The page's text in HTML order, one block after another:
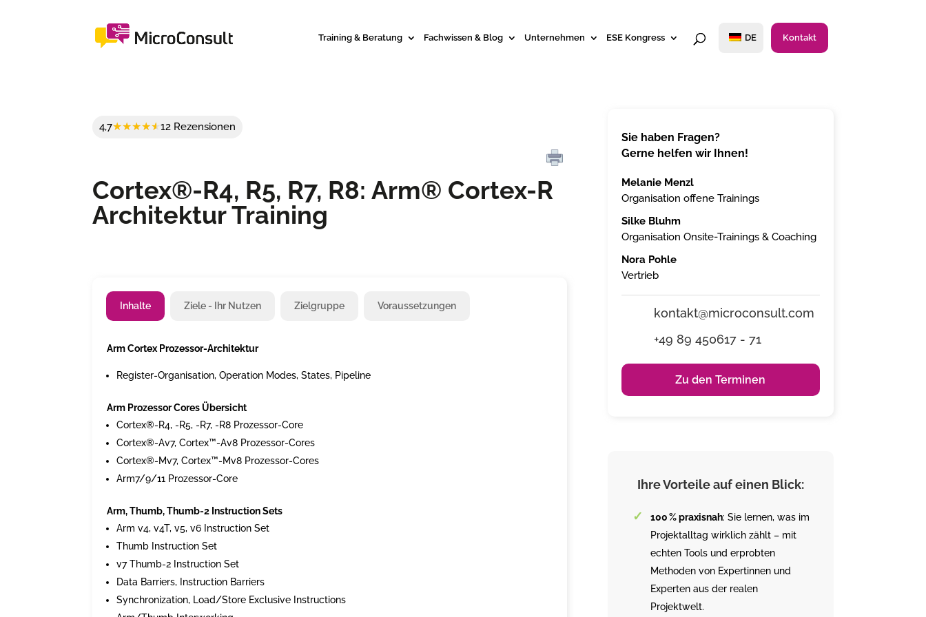
Training & Beratung Fachwissen & Blog Unternehmen ESE Kongress DE Kontakt
4,7 12 Rezensionen
Cortex®-R4, R5, R7, R8: Arm® Cortex-R
Architektur Training
Inhalte Ziele - Ihr Nutzen Zielgruppe Voraussetzungen
Arm Cortex Prozessor-Architektur
Register-Organisation, Operation Modes, States, Pipeline
Arm Prozessor Cores Übersicht
Cortex®-R4, -R5, -R7, -R8 Prozessor-Core
Cortex®-Av7, Cortex™-Av8 Prozessor-Cores
Cortex®-Mv7, Cortex™-Mv8 Prozessor-Cores
Arm7/9/11 Prozessor-Core
Arm, Thumb, Thumb-2 Instruction Sets
Arm v4, v4T, v5, v6 Instruction Set
Thumb Instruction Set
v7 Thumb-2 Instruction Set
Data Barriers, Instruction Barriers
Synchronization, Load/Store Exclusive Instructions
Sie haben Fragen?
Gerne helfen wir Ihnen!
Melanie Menzl
Organisation offene Trainings
Silke Bluhm
Organisation Onsite-Trainings & Coaching
Nora Pohle
Vertrieb
kontakt@microconsult.com
+49 89 450617 - 71
Zu den Terminen
Ihre Vorteile auf einen Blick:
100 % praxisnah: Sie lernen, was im
Projektalltag wirklich zählt – mit
echten Tools und erprobten
Methoden von Expertinnen und
Experten aus der realen
Projektwelt.